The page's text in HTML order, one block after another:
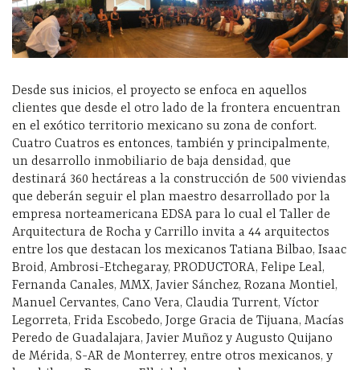
Desde sus inicios, el proyecto se enfoca en aquellos
clientes que desde el otro lado de la frontera encuentran
en el exótico territorio mexicano su zona de confort.
Cuatro Cuatros es entonces, también y principalmente,
un desarrollo inmobiliario de baja densidad, que
destinará 360 hectáreas a la construcción de 500 viviendas
que deberán seguir el plan maestro desarrollado por la
empresa norteamericana EDSA para lo cual el Taller de
Arquitectura de Rocha y Carrillo invita a 44 arquitectos
entre los que destacan los mexicanos Tatiana Bilbao, Isaac
Broid, Ambrosi-Etchegaray, PRODUCTORA, Felipe Leal,
Fernanda Canales, MMX, Javier Sánchez, Rozana Montiel,
Manuel Cervantes, Cano Vera, Claudia Turrent, Víctor
Legorreta, Frida Escobedo, Jorge Gracia de Tijuana, Macías
Peredo de Guadalajara, Javier Muñoz y Augusto Quijano
de Mérida, S-AR de Monterrey, entre otros mexicanos, y